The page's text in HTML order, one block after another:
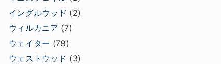
イングルウッド (2)
ウィルカニア (7)
ウェイター (78)
ウェストウッド (3)